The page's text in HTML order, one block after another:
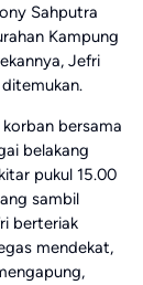
Sahputra
Kampung
Jefri
bersama
belakang
pukul 15.00
sambil
berteriak
mendekat,